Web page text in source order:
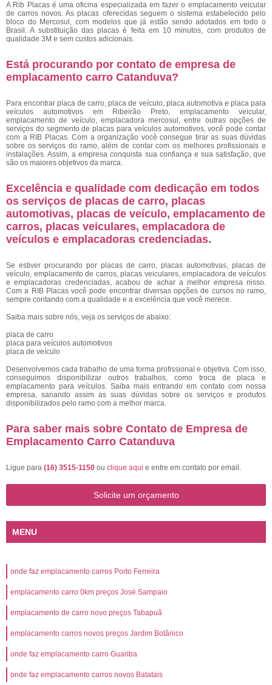
A Rib Placas é uma oficina especializada em fazer o emplacamento veicular
de carros novos. As placas oferecidas seguem o sistema estabelecido pelo
bloco do Mercosul, com modelos que já estão sendo adotados em todo o
Brasil. A substituição das placas é feita em 10 minutos, com produtos de
qualidade 3M e sem custos adicionais.
Está procurando por contato de empresa de
emplacamento carro Catanduva?
Para encontrar placa de carro, placa de veículo, placa automotiva e placa para
veículos automotivos em Ribeirão Preto, emplacamento veicular,
emplacamento de veículo, emplacadora mercosul, entre outras opções de
serviços do segmento de placas para veículos automotivos, você pode contar
com a RIB Placas. Com a organização você consegue tirar as suas dúvidas
sobre os serviços do ramo, além de contar com os melhores profissionais e
instalações. Assim, a empresa conquista sua confiança e sua satisfação, que
são os maiores objetivos da marca.
Excelência e qualidade com dedicação em todos
os serviços de placas de carro, placas
automotivas, placas de veículo, emplacamento de
carros, placas veiculares, emplacadora de
veículos e emplacadoras credenciadas.
Se estiver procurando por placas de carro, placas automotivas, placas de
veículo, emplacamento de carros, placas veiculares, emplacadora de veículos
e emplacadoras credenciadas, acabou de achar a melhor empresa nisso.
Com a RIB Placas você pode encontrar diversas opções de cursos no ramo,
sempre contando com a qualidade e a excelência que você merece.
Saiba mais sobre nós, veja os serviços de abaixo:
placa de carro
placa para veículos automotivos
placa de veículo
Desenvolvemos cada trabalho de uma forma profissional e objetiva. Com isso,
conseguimos disponibilizar outros trabalhos, como troca de placa e
emplacamento para veículos. Saiba mais entrando em contato com nossa
empresa, sanando assim as suas dúvidas sobre os serviços e produtos
disponibilizados pelo ramo com a melhor marca.
Para saber mais sobre Contato de Empresa de
Emplacamento Carro Catanduva
Ligue para (16) 3515-1150 ou clique aqui e entre em contato por email.
Solicite um orçamento
MENU
onde faz emplacamento carros Porto Ferreira
emplacamento carro 0km preços José Sampaio
emplacamento de carro novo preços Tabapuã
emplacamento carros novos preços Jardim Botânico
onde faz emplacamento carro Guariba
onde faz emplacamento carros novos Batatais